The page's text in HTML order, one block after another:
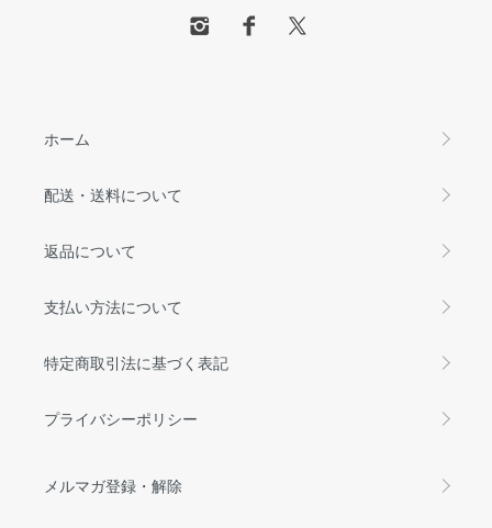
ホーム
配送・送料について
返品について
支払い方法について
特定商取引法に基づく表記
プライバシーポリシー
メルマガ登録・解除